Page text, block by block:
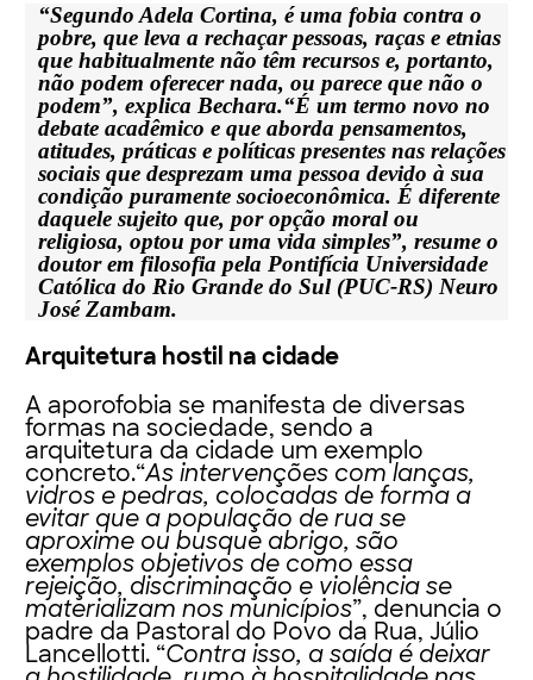
“Segundo Adela Cortina, é uma fobia contra o
pobre, que leva a rechaçar pessoas, raças e etnias
que habitualmente não têm recursos e, portanto,
não podem oferecer nada, ou parece que não o
podem”, explica Bechara.“É um termo novo no
debate acadêmico e que aborda pensamentos,
atitudes, práticas e políticas presentes nas relações
sociais que desprezam uma pessoa devido à sua
condição puramente socioeconômica. É diferente
daquele sujeito que, por opção moral ou
religiosa, optou por uma vida simples”, resume o
doutor em filosofia pela Pontifícia Universidade
Católica do Rio Grande do Sul (PUC-RS) Neuro
José Zambam.
Arquitetura hostil na cidade
A aporofobia se manifesta de diversas
formas na sociedade, sendo a
arquitetura da cidade um exemplo
concreto.“As intervenções com lanças,
vidros e pedras, colocadas de forma a
evitar que a população de rua se
aproxime ou busque abrigo, são
exemplos objetivos de como essa
rejeição, discriminação e violência se
materializam nos municípios”, denuncia o
padre da Pastoral do Povo da Rua, Júlio
Lancellotti. “Contra isso, a saída é deixar